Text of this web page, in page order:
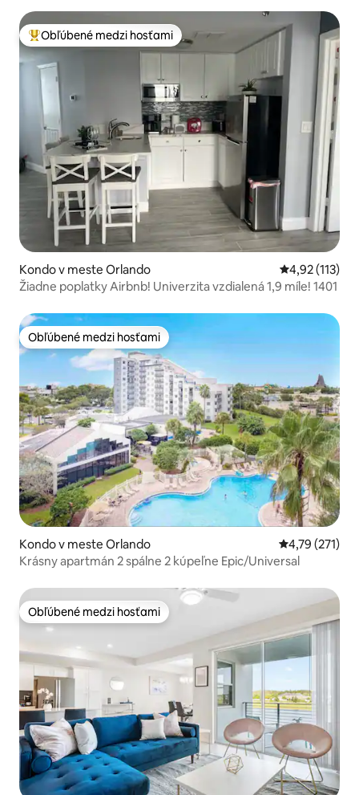
Najobľúbenejšie medzi hosťami
Obľúbené medzi hosťami
Kondo v meste Orlando Priemerné
4,92 (113)
Žiadne poplatky Airbnb! Univerzita vzdialená 1,9 míle! 1401
Obľúbené medzi hosťami
Obľúbené medzi hosťami
Kondo v meste Orlando Priemerné
4,79 (271)
Krásny apartmán 2 spálne 2 kúpeľne Epic/Universal
Obľúbené medzi hosťami
Obľúbené medzi hosťami